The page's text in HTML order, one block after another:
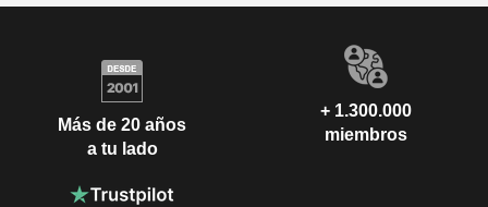
Más de 20 años
a tu lado
+ 1.300.000
miembros